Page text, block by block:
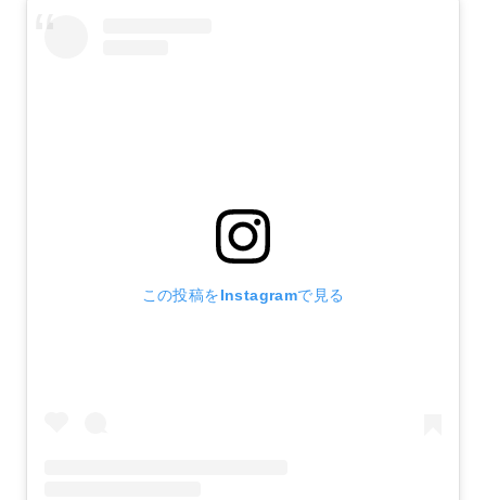
この投稿をInstagramで見る